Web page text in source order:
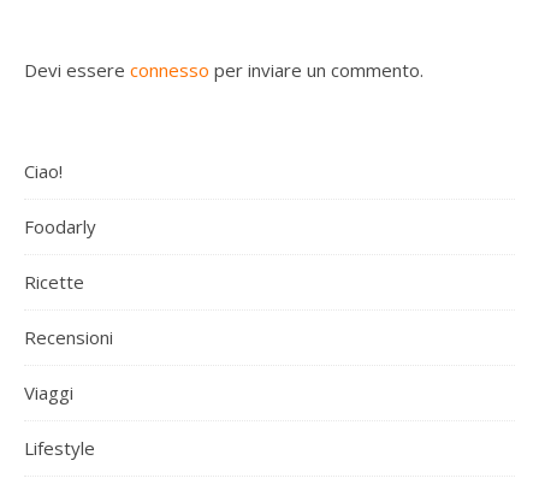
Devi essere connesso per inviare un commento.
Ciao!
Foodarly
Ricette
Recensioni
Viaggi
Lifestyle